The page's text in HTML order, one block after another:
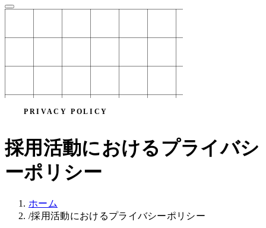
PRIVACY POLICY
採用活動におけるプライバシ
ーポリシー
ホーム
/採用活動におけるプライバシーポリシー